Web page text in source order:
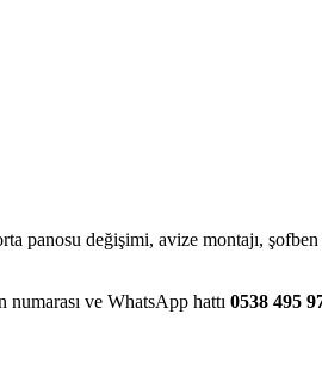
panosu değişimi, avize montajı,
numarası ve WhatsApp hattı 0538 495